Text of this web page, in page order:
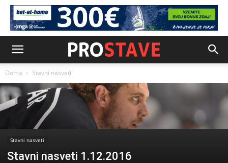
Doma Stavni nasveti
Stavni nasveti
Stavni nasveti 1.12.2016